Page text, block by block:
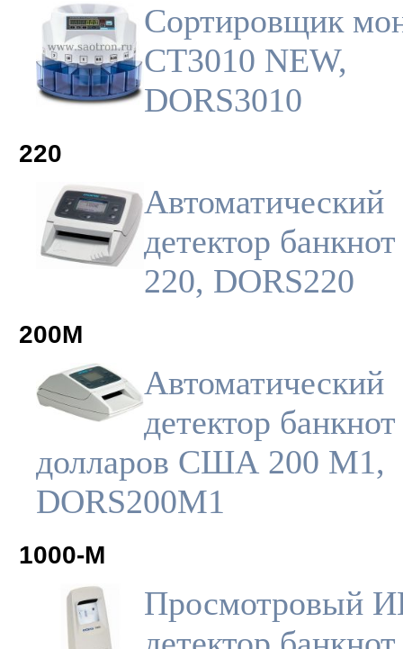
Сортировщик
CT3010 NEW,
DORS3010
220
Автоматический
детектор
220, DORS220
200M
Автоматический
детектор банкнот
долларов США 200 M1,
DORS200M1
1000-M
Просмотровый